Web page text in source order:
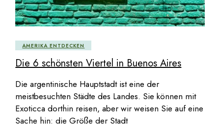
AMERIKA ENTDECKEN
Die 6 schönsten Viertel in Buenos Aires
Die argentinische Hauptstadt ist eine der
meistbesuchten Städte des Landes. Sie können mit
Exoticca dorthin reisen, aber wir weisen Sie auf eine
Sache hin: die Größe der Stadt